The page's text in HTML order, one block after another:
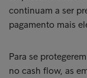
continuam a ser
pagamento mais
Para se
no cash flow, as